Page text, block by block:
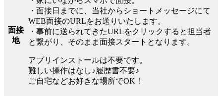
面接
地
・面接日までに、当社からショートメッセージにて
WEB面接のURLをお送りいたします。
・事前に送られてきたURLをクリックすると担当者
と繋がり、そのまま面接スタートとなります。
アプリインストールは不要です。
難しい操作はなし♪履歴書不要♪
ご自宅などお好きな場所でOK！